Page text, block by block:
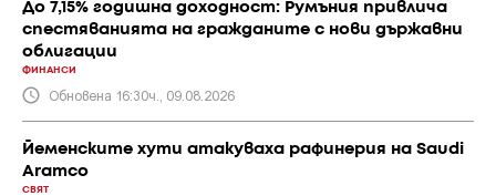
До 7,15% годишна доходност: Румъния привлича
спестяванията на гражданите с нови държавни
облигации
ФИНАНСИ
Обновена 16:30ч., 09.08.2026
Йеменските хути атакуваха рафинерия на Saudi
Aramco
СВЯТ